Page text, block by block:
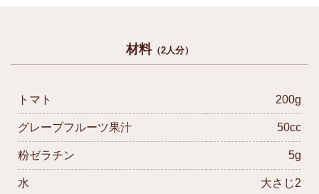
材料（2人分）
トマト 200g
グレープフルーツ果汁 50cc
粉ゼラチン 5g
水 大さじ2